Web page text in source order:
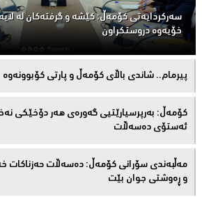
سەركردایەتی كۆمەڵ: كێشە و گرفتەكان لە
خۆیەوە دروستكراون
پیرمام.. شاندی باڵای كۆمه‌ڵ و پارتی كۆبوونه‌وه‌
كۆمەڵ: بەرپرسیارێتیی گەورەی هەر دۆخێکی
ئەستۆی دەسەڵات
مەڵبەندى سۆرانى کۆمەڵ: دەسەڵات حەزناکات
و ڕەوشتى جوان بێت